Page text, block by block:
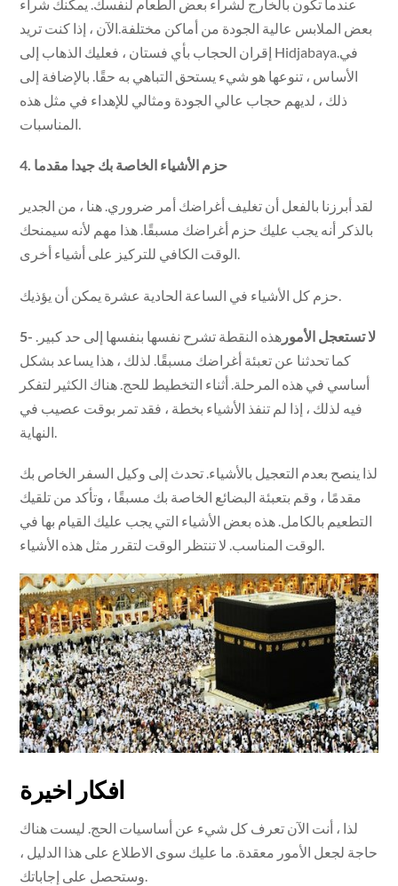
عندما تكون بالخارج لشراء بعض الطعام لنفسك. يمكنك شراء
بعض الملابس عالية الجودة من أماكن مختلفة.الآن ، إذا كنت تريد
إقران الحجاب بأي فستان ، فعليك الذهاب إلى Hidjabaya.في
الأساس ، تنوعها هو شيء يستحق التباهي به حقًا. بالإضافة إلى
ذلك ، لديهم حجاب عالي الجودة ومثالي للإهداء في مثل هذه
المناسبات.
4. حزم الأشياء الخاصة بك جيدا مقدما
لقد أبرزنا بالفعل أن تغليف أغراضك أمر ضروري. هنا ، من الجدير
بالذكر أنه يجب عليك حزم أغراضك مسبقًا. هذا مهم لأنه سيمنحك
الوقت الكافي للتركيز على أشياء أخرى.
5- لا تستعجل الأمور هذه النقطة تشرح نفسها بنفسها إلى حد كبير.
كما تحدثنا عن تعبئة أغراضك مسبقًا. لذلك ، هذا يساعد بشكل
أساسي في هذه المرحلة. أثناء التخطيط للحج. هناك الكثير لتفكر
فيه لذلك ، إذا لم تنفذ الأشياء بخطة ، فقد تمر بوقت عصيب في
لذا ينصح بعدم التعجيل بالأشياء. تحدث إلى وكيل السفر الخاص بك
مقدمًا ، وقم بتعبئة البضائع الخاصة بك مسبقًا ، وتأكد من تلقيك
التطعيم بالكامل. هذه بعض الأشياء التي يجب عليك القيام بها في
الوقت المناسب. لا تنتظر الوقت لتقرر مثل هذه الأشياء.
افكار اخيرة
لذا ، أنت الآن تعرف كل شيء عن أساسيات الحج. ليست هناك
حاجة لجعل الأمور معقدة. ما عليك سوى الاطلاع على هذا الدليل ،
وستحصل على إجاباتك.